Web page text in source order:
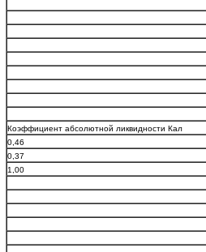
Коэффициент абсолютной ликвидности Кал
0,46
0,37
1,00